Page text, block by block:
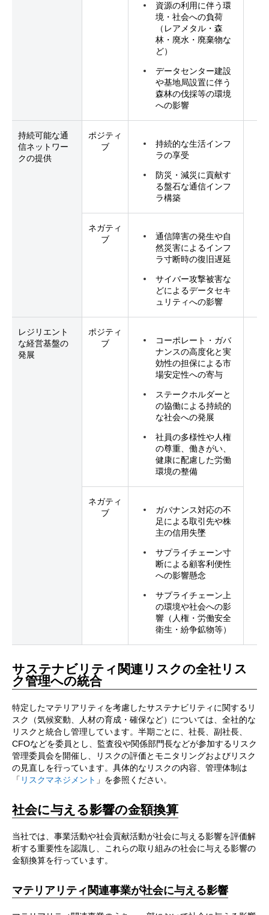
資源の利用に伴う環
境・社会への負荷
（レアメタル・森
林・廃水・廃棄物な
ど）
データセンター建設
や基地局設置に伴う
森林の伐採等の環境
への影響
持続可能な通
信ネットワー
クの提供
ポジティ
ブ
持続的な生活インフ
ラの享受
防災・減災に貢献す
る盤石な通信インフ
ラ構築
ネガティ
ブ
通信障害の発生や自
然災害によるインフ
ラ寸断時の復旧遅延
サイバー攻撃被害な
どによるデータセキ
ュリティへの影響
レジリエント
な経営基盤の
発展
ポジティ
ブ
コーポレート・ガバ
ナンスの高度化と実
効性の担保による市
場安定性への寄与
ステークホルダーと
の協働による持続的
な社会への発展
社員の多様性や人権
の尊重、働きがい、
健康に配慮した労働
環境の整備
ネガティ
ブ
ガバナンス対応の不
足による取引先や株
主の信用失墜
サプライチェーン寸
断による顧客利便性
への影響懸念
サプライチェーン上
の環境や社会への影
響（人権・労働安全
衛生・紛争鉱物等）
サステナビリティ関連リスクの全社リス
ク管理への統合
特定したマテリアリティを考慮したサステナビリティに関するリ
スク（気候変動、人材の育成・確保など）については、全社的な
リスクと統合し管理しています。半期ごとに、社長、副社長、
CFOなどを委員とし、監査役や関係部門長などが参加するリスク
管理委員会を開催し、リスクの評価とモニタリングおよびリスク
の見直しを行っています。具体的なリスクの内容、管理体制は
「 リスクマネジメント 」を参照ください。
社会に与える影響の金額換算
当社では、事業活動や社会貢献活動が社会に与える影響を評価解
析する重要性を認識し、これらの取り組みの社会に与える影響の
金額換算を行っています。
マテリアリティ関連事業が社会に与える影響